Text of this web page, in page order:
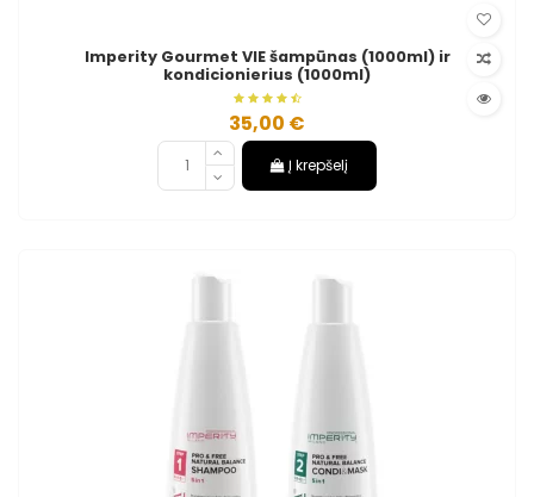
Imperity Gourmet VIE šampūnas (1000ml) ir
kondicionierius (1000ml)
35,00 €
Į krepšelį